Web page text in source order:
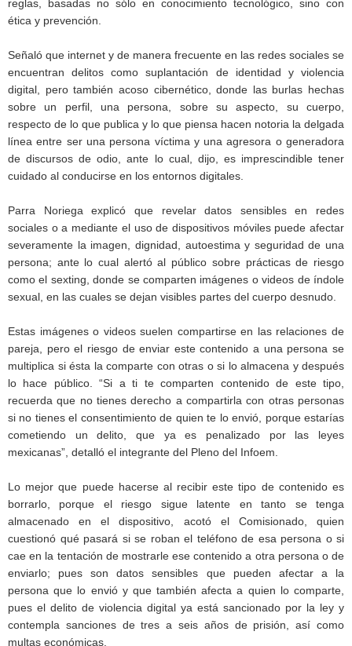
reglas, basadas no sólo en conocimiento tecnológico, sino con
ética y prevención.
Señaló que internet y de manera frecuente en las redes sociales se
encuentran delitos como suplantación de identidad y violencia
digital, pero también acoso cibernético, donde las burlas hechas
sobre un perfil, una persona, sobre su aspecto, su cuerpo,
respecto de lo que publica y lo que piensa hacen notoria la delgada
línea entre ser una persona víctima y una agresora o generadora
de discursos de odio, ante lo cual, dijo, es imprescindible tener
cuidado al conducirse en los entornos digitales.
Parra Noriega explicó que revelar datos sensibles en redes
sociales o a mediante el uso de dispositivos móviles puede afectar
severamente la imagen, dignidad, autoestima y seguridad de una
persona; ante lo cual alertó al público sobre prácticas de riesgo
como el sexting, donde se comparten imágenes o videos de índole
sexual, en las cuales se dejan visibles partes del cuerpo desnudo.
Estas imágenes o videos suelen compartirse en las relaciones de
pareja, pero el riesgo de enviar este contenido a una persona se
multiplica si ésta la comparte con otras o si lo almacena y después
lo hace público. “Si a ti te comparten contenido de este tipo,
recuerda que no tienes derecho a compartirla con otras personas
si no tienes el consentimiento de quien te lo envió, porque estarías
cometiendo un delito, que ya es penalizado por las leyes
mexicanas”, detalló el integrante del Pleno del Infoem.
Lo mejor que puede hacerse al recibir este tipo de contenido es
borrarlo, porque el riesgo sigue latente en tanto se tenga
almacenado en el dispositivo, acotó el Comisionado, quien
cuestionó qué pasará si se roban el teléfono de esa persona o si
cae en la tentación de mostrarle ese contenido a otra persona o de
enviarlo; pues son datos sensibles que pueden afectar a la
persona que lo envió y que también afecta a quien lo comparte,
pues el delito de violencia digital ya está sancionado por la ley y
contempla sanciones de tres a seis años de prisión, así como
multas económicas.